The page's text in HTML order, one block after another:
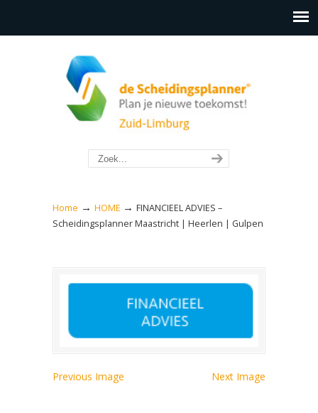
Home → HOME → FINANCIEEL ADVIES –
Scheidingsplanner Maastricht | Heerlen | Gulpen
Previous Image Next Image